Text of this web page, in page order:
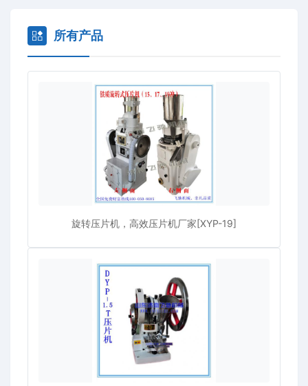
所有产品
旋转压片机，高效压片机厂家[XYP-19]